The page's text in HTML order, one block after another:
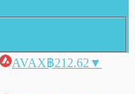
AVAX฿212.62 ▼